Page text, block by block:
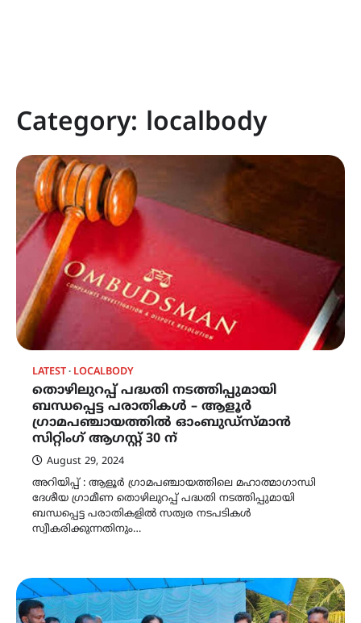
Category: localbody
LATEST LOCALBODY
തൊഴിലുറപ്പ് പദ്ധതി നടത്തിപ്പുമായി
ബന്ധപ്പെട്ട പരാതികൾ – ആളൂർ
ഗ്രാമപഞ്ചായത്തിൽ ഓംബുഡ്‌സ്‌മാൻ
സിറ്റിംഗ് ആഗസ്റ്റ് 30 ന്
August 29, 2024
അറിയിപ്പ് : ആളൂർ ഗ്രാമപഞ്ചായത്തിലെ മഹാത്മാഗാന്ധി
ദേശീയ ഗ്രാമീണ തൊഴിലുറപ്പ് പദ്ധതി നടത്തിപ്പുമായി
ബന്ധപ്പെട്ട പരാതികളിൽ സത്വര നടപടികൾ
സ്വീകരിക്കുന്നതിനും…